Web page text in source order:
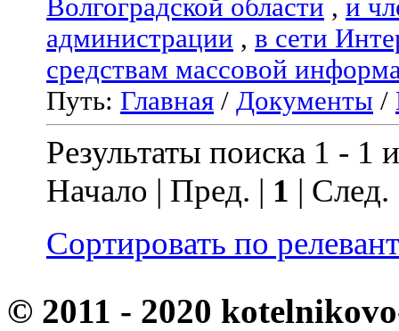
Волгоградской области , и
администрации , в сети
средствам массовой
Путь: Главная / Документы /
Результаты поиска 1 - 1
Начало | Пред. | 1 |
Сортировать по
© 2011 - 2020